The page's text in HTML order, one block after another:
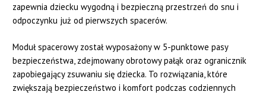
zapewnia dziecku wygodną i bezpieczną przestrzeń do snu i
odpoczynku już od pierwszych spacerów.
Moduł spacerowy został wyposażony w 5-punktowe pasy
bezpieczeństwa, zdejmowany obrotowy pałąk oraz ogranicznik
zapobiegający zsuwaniu się dziecka. To rozwiązania, które
zwiększają bezpieczeństwo i komfort podczas codziennych